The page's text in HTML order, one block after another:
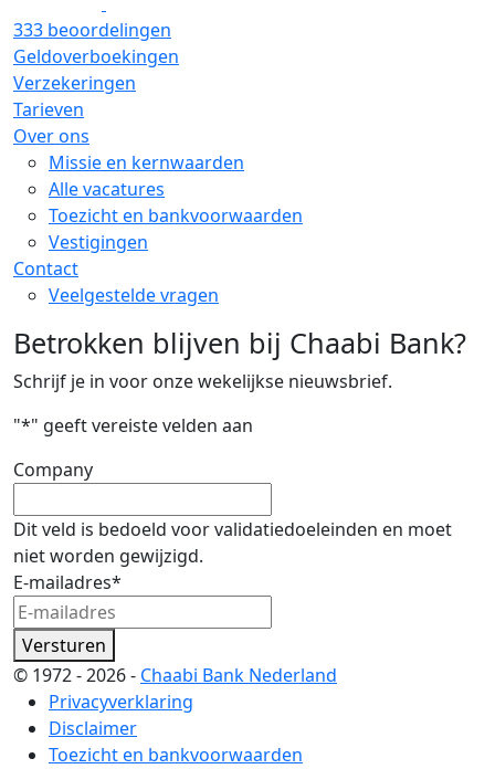
333 beoordelingen
Geldoverboekingen
Verzekeringen
Tarieven
Over ons
Missie en kernwaarden
Alle vacatures
Toezicht en bankvoorwaarden
Vestigingen
Contact
Veelgestelde vragen
Betrokken blijven bij Chaabi Bank?
Schrijf je in voor onze wekelijkse nieuwsbrief.
"*" geeft vereiste velden aan
Company
Dit veld is bedoeld voor validatiedoeleinden en moet
niet worden gewijzigd.
E-mailadres*
Versturen
© 1972 - 2026 - Chaabi Bank Nederland
Privacyverklaring
Disclaimer
Toezicht en bankvoorwaarden